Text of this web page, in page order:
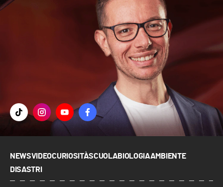
NEWSVIDEOCURIOSITÀSCUOLABIOLOGIAAMBIENTE
DISASTRI